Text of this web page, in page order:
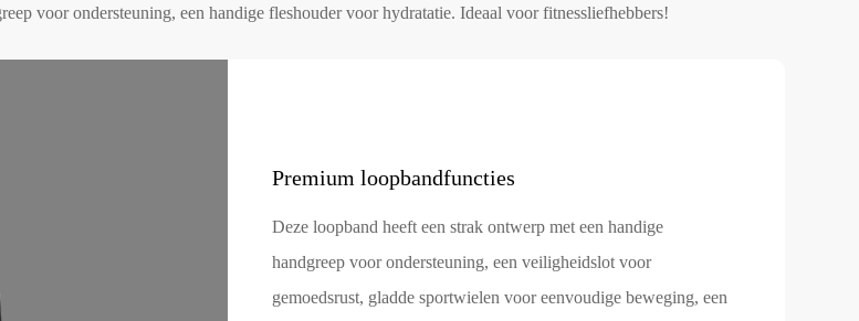
voor ondersteuning, een handige fleshouder voor hydratatie. Ideaal voor fitnessliefhebbers!
Premium loopbandfuncties
Deze loopband heeft een strak ontwerp met een handige
handgreep voor ondersteuning, een veiligheidslot voor
gemoedsrust, gladde sportwielen voor eenvoudige beweging, een